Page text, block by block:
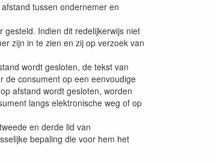
tussen ondernemer en
Indien dit redelijkerwijs niet
zijn in te zien en zij op verzoek van
wordt gesloten, de tekst van
de consument op een eenvoudige
afstand wordt gesloten, worden
langs elektronische weg of op
en derde lid van
bepaling die voor hem het